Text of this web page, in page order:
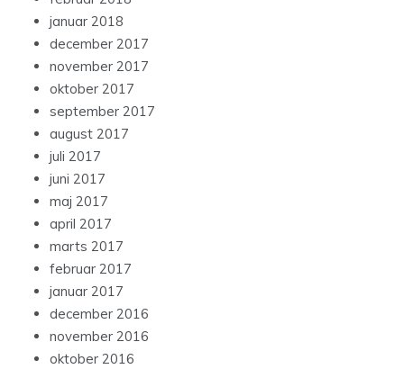
januar 2018
december 2017
november 2017
oktober 2017
september 2017
august 2017
juli 2017
juni 2017
maj 2017
april 2017
marts 2017
februar 2017
januar 2017
december 2016
november 2016
oktober 2016